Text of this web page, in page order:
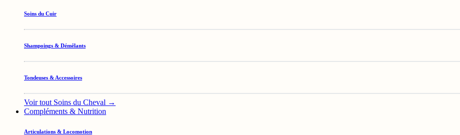
Soins du Cuir
Shampoings & Démêlants
Tondeuses & Accessoires
Voir tout Soins du Cheval →
Compléments & Nutrition
Articulations & Locomotion